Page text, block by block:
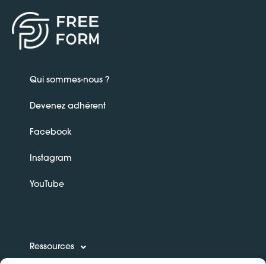
Qui sommes-nous ?
Devenez adhérent
Facebook
Instagram
YouTube
Ressources